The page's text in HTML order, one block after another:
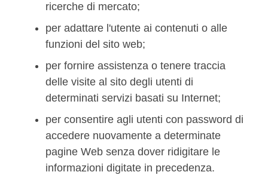
ricerche di mercato;
per adattare l'utente ai contenuti o alle
funzioni del sito web;
per fornire assistenza o tenere traccia
delle visite al sito degli utenti di
determinati servizi basati su Internet;
per consentire agli utenti con password di
accedere nuovamente a determinate
pagine Web senza dover ridigitare le
informazioni digitate in precedenza.